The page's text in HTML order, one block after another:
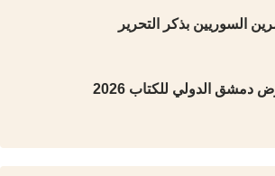
السوريين بذكر التحرير
دمشق الدولي للكتاب 2026